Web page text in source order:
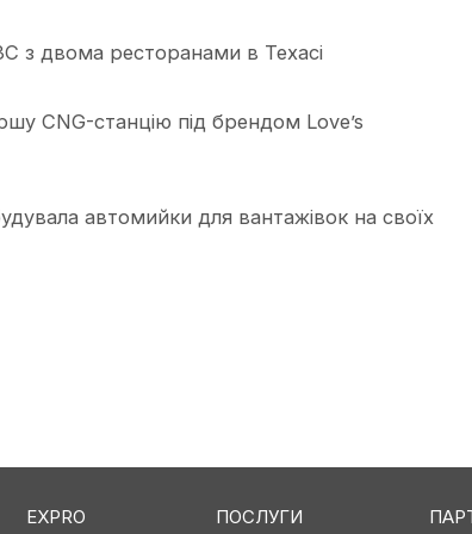
з двома ресторанами в Техасі
CNG-станцію під брендом Love’s
автомийки для вантажівок на своїх
EXPRO ПОСЛУГИ